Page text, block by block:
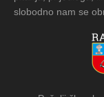
slobodno nam se